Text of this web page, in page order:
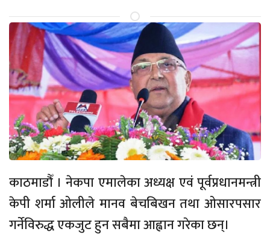
काठमाडौँ । नेकपा एमालेका अध्यक्ष एवं पूर्वप्रधानमन्त्री
केपी शर्मा ओलीले मानव बेचबिखन तथा ओसारपसार
गर्नेविरुद्ध एकजुट हुन सबैमा आह्वान गरेका छन्।